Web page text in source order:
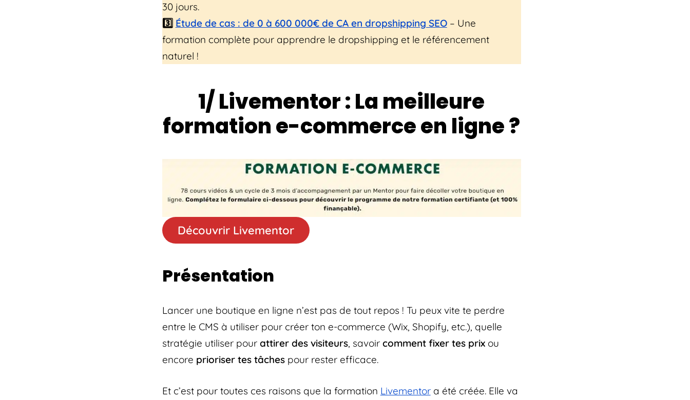
30 jours.
3️⃣ Étude de cas : de 0 à 600 000€ de CA en dropshipping SEO– Une
formation complète pour apprendre le dropshipping et le référencement
naturel !
1/ Livementor : La meilleure
formation e-commerce en ligne ?
Découvrir Livementor
Présentation
Lancer une boutique en ligne n’est pas de tout repos ! Tu peux vite te perdre
entre le CMS à utiliser pour créer ton e-commerce (Wix, Shopify, etc.), quelle
stratégie utiliser pour attirer des visiteurs, savoir comment fixer tes prixou
encore prioriser tes tâchespour rester efficace.
Et c’est pour toutes ces raisons que la formation Livementora été créée. Elle va